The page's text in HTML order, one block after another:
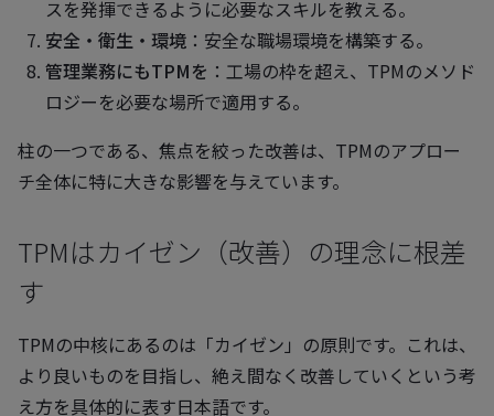
スを発揮できるように必要なスキルを教える。
安全・衛生・環境 ：安全な職場環境を構築する。
管理業務にもTPMを ：工場の枠を超え、TPMのメソド
ロジーを必要な場所で適用する。
柱の一つである、焦点を絞った改善は、TPMのアプロー
チ全体に特に大きな影響を与えています。
TPMはカイゼン（改善）の理念に根差
す
TPMの中核にあるのは「カイゼン」の原則です。これは、
より良いものを目指し、絶え間なく改善していくという考
え方を具体的に表す日本語です。